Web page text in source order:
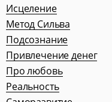
Исцеление
Метод Сильва
Подсознание
Привлечение денег
Про любовь
Реальность